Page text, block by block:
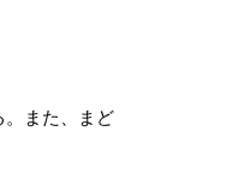
。また、まど